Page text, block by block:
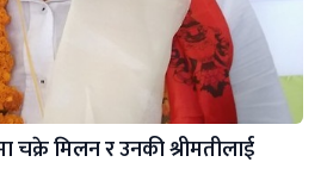
चक्रे मिलन र उनकी श्रीमतीलाई